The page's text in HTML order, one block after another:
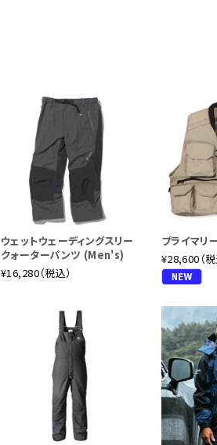
ウェットウェーディングスリー
クォーターパンツ (Men's)
¥16,280（税込）
プライマリ
¥28,600（税